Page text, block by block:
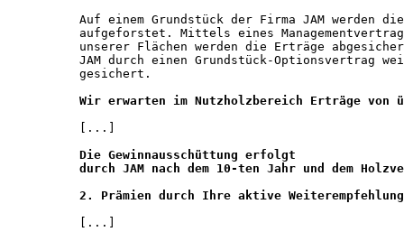
Auf einem Grundstück der Firma JAM werden
aufgeforstet. Mittels eines
unserer Flächen werden die Erträge
JAM durch einen Grundstück-Optionsvertrag
gesichert.
Wir erwarten im Nutzholzbereich Erträge von
[...]
Die Gewinnausschüttung erfolgt
durch JAM nach dem 10-ten Jahr und dem
2. Prämien durch Ihre aktive Weiterempfehlung
[...]